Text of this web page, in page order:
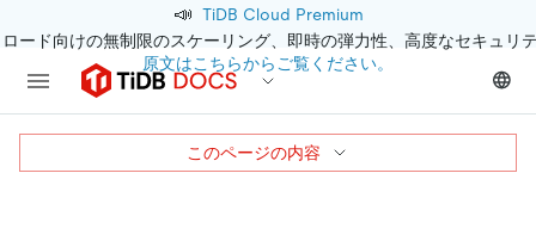
📣 TiDB Cloud Premium
ード向けの無制限のスケーリング、即時の弾力性、高度なセキュリ
原文はこちらからご覧ください。
このページの内容